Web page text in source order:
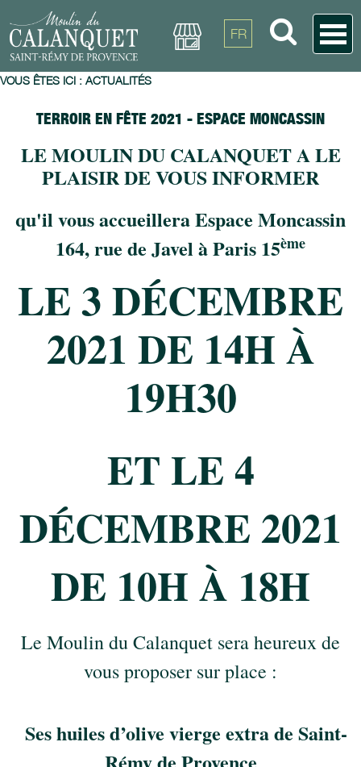
FR
VOUS ÊTES ICI : ACTUALITÉS
TERROIR EN FÊTE 2021 - ESPACE MONCASSIN
LE MOULIN DU CALANQUET A LE
PLAISIR DE VOUS INFORMER
qu'il vous accueillera Espace Moncassin
164, rue de Javel à Paris 15ème
LE 3 DÉCEMBRE
2021 DE 14H À
19H30
ET LE 4
DÉCEMBRE 2021
DE 10H À 18H
Le Moulin du Calanquet sera heureux de
vous proposer sur place :
Ses huiles d’olive vierge extra de Saint-